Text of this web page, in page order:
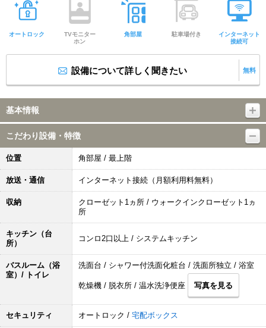
オートロック
TVモニター
ホン
角部屋 駐車場付き
インターネット
接続可
設備について詳しく聞きたい 無料
基本情報
こだわり設備・特徴
位置 角部屋 / 最上階
放送・通信 インターネット接続（月額利用料無料）
収納
クローゼット1ヵ所 / ウォークインクローゼット1ヵ
所
キッチン（台
所）
コンロ2口以上 / システムキッチン
バスルーム（浴
室）/ トイレ
洗面台 / シャワー付洗面化粧台 / 洗面所独立 / 浴室
乾燥機 / 脱衣所 / 温水洗浄便座 写真を見る
セキュリティ オートロック / 宅配ボックス